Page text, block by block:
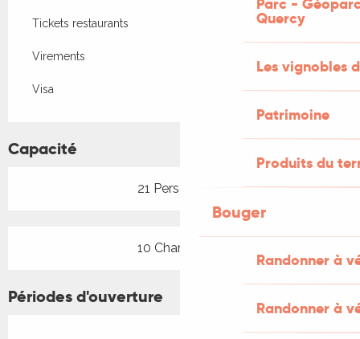
Quercy
Les vignobles
Patrimoine
Produits du
Bouger
Randonner à
Randonner à
Tickets restaurants
Virements
Visa
Capacité
21 Personne(s)
10 Chambre(s)
Périodes d'ouverture